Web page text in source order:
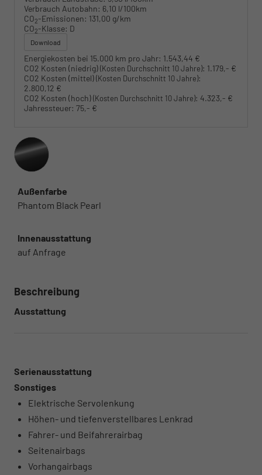
Verbrauch Autobahn: 6,10 l/100km
CO2-Emissionen: 131,00 g/km
CO2-Klasse: D
Download
Energiekosten bei 15.000 km pro Jahr: 1.543,44 €
CO2 Kosten (niedrig)(Kosten Durchschnitt 10 Jahre): 1.179,- €
CO2 Kosten (mittel)(Kosten Durchschnitt 10 Jahre):
2.800,12 €
CO2 Kosten (hoch)(Kosten Durchschnitt 10 Jahre): 4.323,- €
Jahressteuer: 75,- €
Außenfarbe
Phantom Black Pearl
Innenausstattung
auf Anfrage
Beschreibung
Ausstattung
Serienausstattung
Sonstiges
Elektrische Servolenkung
Höhen- und tiefenverstellbares Lenkrad
Fahrer- und Beifahrerairbag
Seitenairbags
Vorhangairbags